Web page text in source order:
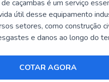
caçambas é um serviço
útil desse equipamento
setores, como construção
e danos ao longo do
COTAR AGORA